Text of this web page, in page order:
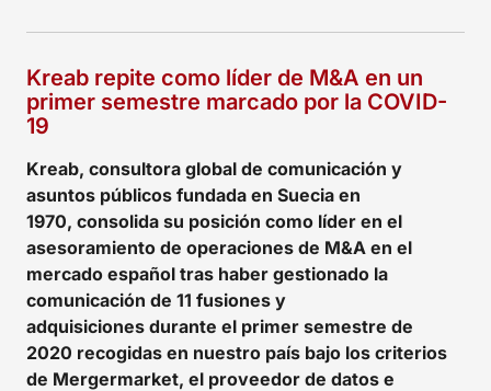
Kreab repite como líder de M&A en un
primer semestre marcado por la COVID-
19
Kreab, consultora global de comunicación y
asuntos públicos fundada en Suecia en
1970, consolida su posición como líder en el
asesoramiento de operaciones de M&A en el
mercado español tras haber gestionado la
comunicación de 11 fusiones y
adquisiciones durante el primer semestre de
2020 recogidas en nuestro país bajo los criterios
de Mergermarket, el proveedor de datos e